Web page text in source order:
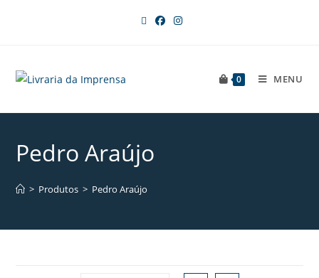
0 MENU
Pedro Araújo
> Produtos > Pedro Araújo